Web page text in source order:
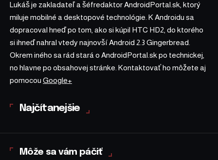
Lukáš je zakladateľ a šéfredaktor AndroidPortal.sk, ktorý
miluje mobilné a desktopové technológie. K Androidu sa
dopracoval hneď po tom, ako si kúpil HTC HD2, do ktorého
si ihneď nahral vtedy najnovší Android 2.3 Gingerbread.
Okrem iného sa rád stará o AndroidPortal.sk po technickej,
no hlavne po obsahovej stránke. Kontaktovať ho môžete aj
pomocou Google+
Najčítanejšie
Môže sa vám páčiť